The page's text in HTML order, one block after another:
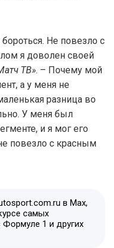
Не повезло с
я доволен своей
ТВ». – Почему мой
а у меня не
разница во
У меня был
и я мог его
повезло с красным
в Max,
самых
1 и других